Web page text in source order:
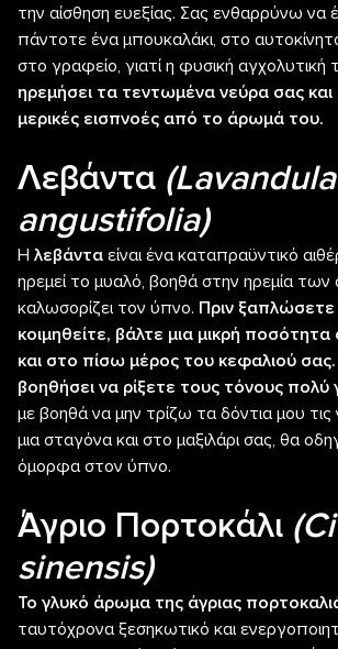
την αίσθηση ευεξίας. Σας ενθαρρύνω να
πάντοτε ένα μπουκαλάκι, στο
στο γραφείο, γιατί η φυσική αγχολυτική
ηρεμήσει τα τεντωμένα νεύρα σας
μερικές εισπνοές από το άρωμά του.
Λεβάντα (Lavandula
angustifolia)
Η λεβάντα είναι ένα καταπραϋντικό
ηρεμεί το μυαλό, βοηθά στην ηρεμία των
καλωσορίζει τον ύπνο. Πριν ξαπλώσετε
κοιμηθείτε, βάλτε μια μικρή
και στο πίσω μέρος του κεφαλιού
βοηθήσει να ρίξετε τους τόνους πολύ
με βοηθά να μην τρίζω τα δόντια μου
μια σταγόνα και στο μαξιλάρι σας, θα
όμορφα στον ύπνο.
Άγριο Πορτοκάλι
sinensis)
Το γλυκό άρωμα της άγριας
ταυτόχρονα ξεσηκωτικό και